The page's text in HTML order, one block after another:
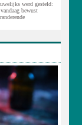
werd gesteld:
bewust